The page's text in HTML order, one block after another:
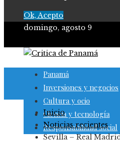
Ok, Acepto
domingo, agosto 9
Panamá
Inversiones y negocios
Cultura y ocio
Ciencia y tecnología
Responsabilidad social
Inicio
Noticias recientes
Sevilla – Real